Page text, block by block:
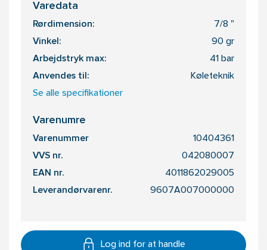
Varedata
Rørdimension: 7/8 "
Vinkel: 90 gr
Arbejdstryk max: 41 bar
Anvendes til: Køleteknik
Se alle specifikationer
Varenumre
Varenummer 10404361
VVS nr. 042080007
EAN nr. 4011862029005
Leverandørvarenr. 9607A007000000
Log ind for at handle